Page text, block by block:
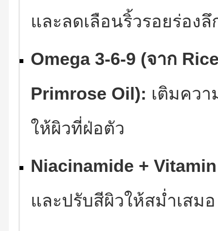
และลดเลือนริ้วรอยร่องลึ
Omega 3-6-9 (จาก
Primrose Oil): เติมคว
ให้ผิวที่ฝ่อตัว
Niacinamide +
และปรับสีผิวให้สม่ำเสมอ